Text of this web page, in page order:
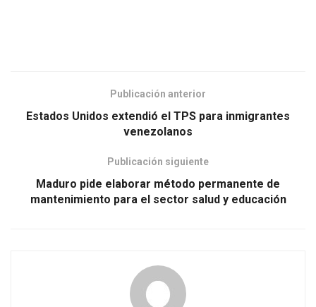
Publicación anterior
Estados Unidos extendió el TPS para inmigrantes
venezolanos
Publicación siguiente
Maduro pide elaborar método permanente de
mantenimiento para el sector salud y educación